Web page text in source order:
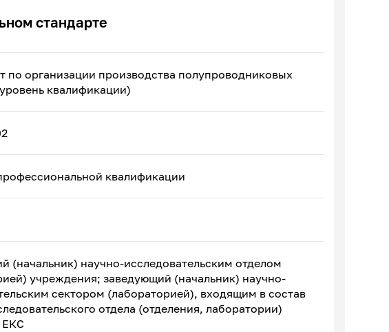
стандарте
по организации производства полупроводниковых
квалификации)
квалификации
(начальник) научно-исследовательским отделом
учреждения; заведующий (начальник) научно-
сектором (лабораторией), входящим в состав
отдела (отделения, лаборатории)
ЕКС